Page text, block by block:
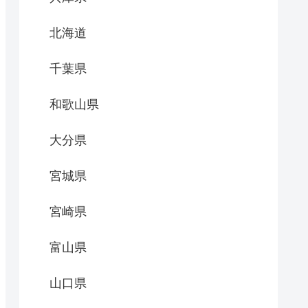
北海道
千葉県
和歌山県
大分県
宮城県
宮崎県
富山県
山口県